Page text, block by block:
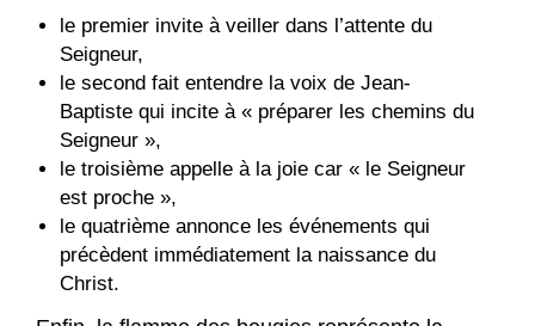
le premier invite à veiller dans l’attente du
Seigneur,
le second fait entendre la voix de Jean-
Baptiste qui incite à « préparer les chemins du
Seigneur »,
le troisième appelle à la joie car « le Seigneur
est proche »,
le quatrième annonce les événements qui
précèdent immédiatement la naissance du
Christ.